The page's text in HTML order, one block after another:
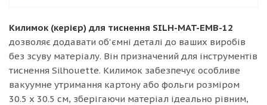
Килимок (керієр) для тиснення SILH-MAT-EMB-12
дозволяє додавати об'ємні деталі до ваших виробів
без зсуву матеріалу. Він призначений для інструментів
тиснення Silhouette. Килимок забезпечує особливе
вакуумне утримання картону або фольги розміром
30.5 x 30.5 см, зберігаючи матеріал ідеально рівним,